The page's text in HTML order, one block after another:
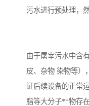
污水进行预处理，
由于屠宰污水中含
皮、杂物 染物等）
证后续设备的正常
脂等大分子**物存